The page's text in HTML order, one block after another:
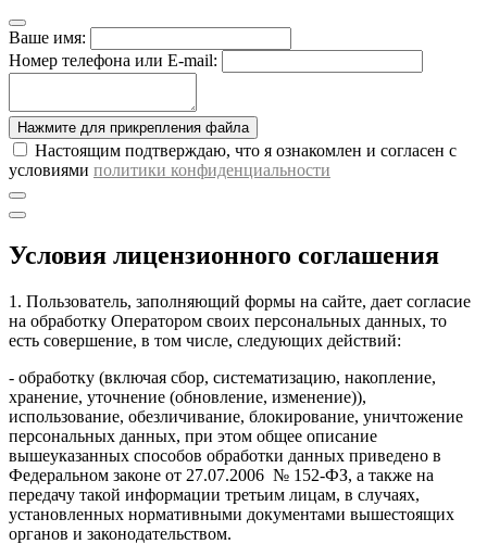
Ваше имя:
Номер телефона или E-mail:
Нажмите для прикрепления файла
Настоящим подтверждаю, что я ознакомлен и согласен с
условиями политики конфиденциальности
Условия лицензионного соглашения
1. Пользователь, заполняющий формы на сайте, дает согласие
на обработку Оператором своих персональных данных, то
есть совершение, в том числе, следующих действий:
- обработку (включая сбор, систематизацию, накопление,
хранение, уточнение (обновление, изменение)),
использование, обезличивание, блокирование, уничтожение
персональных данных, при этом общее описание
вышеуказанных способов обработки данных приведено в
Федеральном законе от 27.07.2006 № 152-ФЗ, а также на
передачу такой информации третьим лицам, в случаях,
установленных нормативными документами вышестоящих
органов и законодательством.